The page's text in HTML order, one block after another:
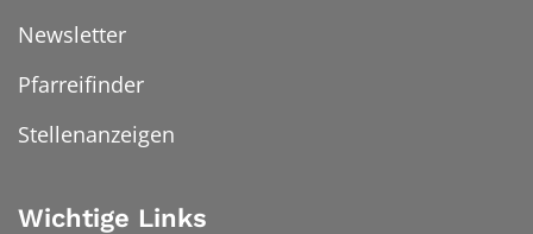
Newsletter
Pfarreifinder
Stellenanzeigen
Wichtige Links